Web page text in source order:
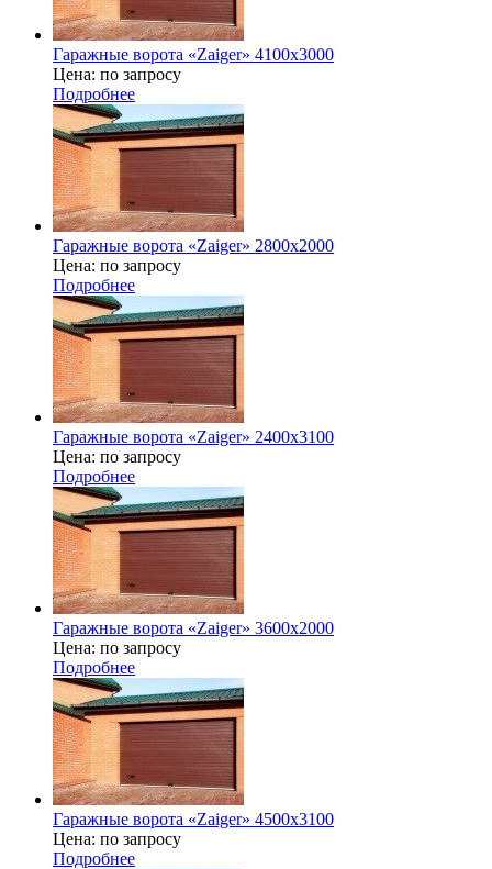
Гаражные ворота «Zaiger» 4100x3000
Цена: по запросу
Подробнее
Гаражные ворота «Zaiger» 2800х2000
Цена: по запросу
Подробнее
Гаражные ворота «Zaiger» 2400x3100
Цена: по запросу
Подробнее
Гаражные ворота «Zaiger» 3600х2000
Цена: по запросу
Подробнее
Гаражные ворота «Zaiger» 4500x3100
Цена: по запросу
Подробнее